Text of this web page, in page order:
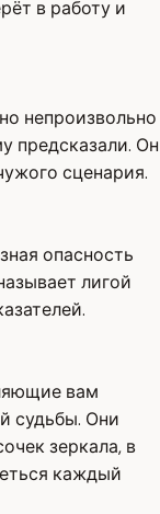
в работу и
непроизвольно
предсказали. Он
сценария.
опасность
лигой
вам
судьбы. Они
зеркала, в
каждый